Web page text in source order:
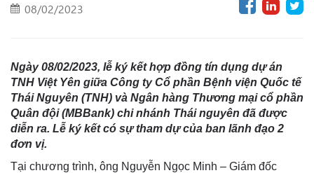
08/02/2023
Ngày 08/02/2023, lễ ký kết hợp đồng tín dụng dự án
TNH Việt Yên giữa Công ty Cổ phần Bệnh viện Quốc tế
Thái Nguyên (TNH) và Ngân hàng Thương mại cổ phần
Quân đội (MBBank) chi nhánh Thái nguyên đã được
diễn ra. Lễ ký kết có sự tham dự của ban lãnh đạo 2
đơn vị.
Tại chương trình, ông Nguyễn Ngọc Minh – Giám đốc